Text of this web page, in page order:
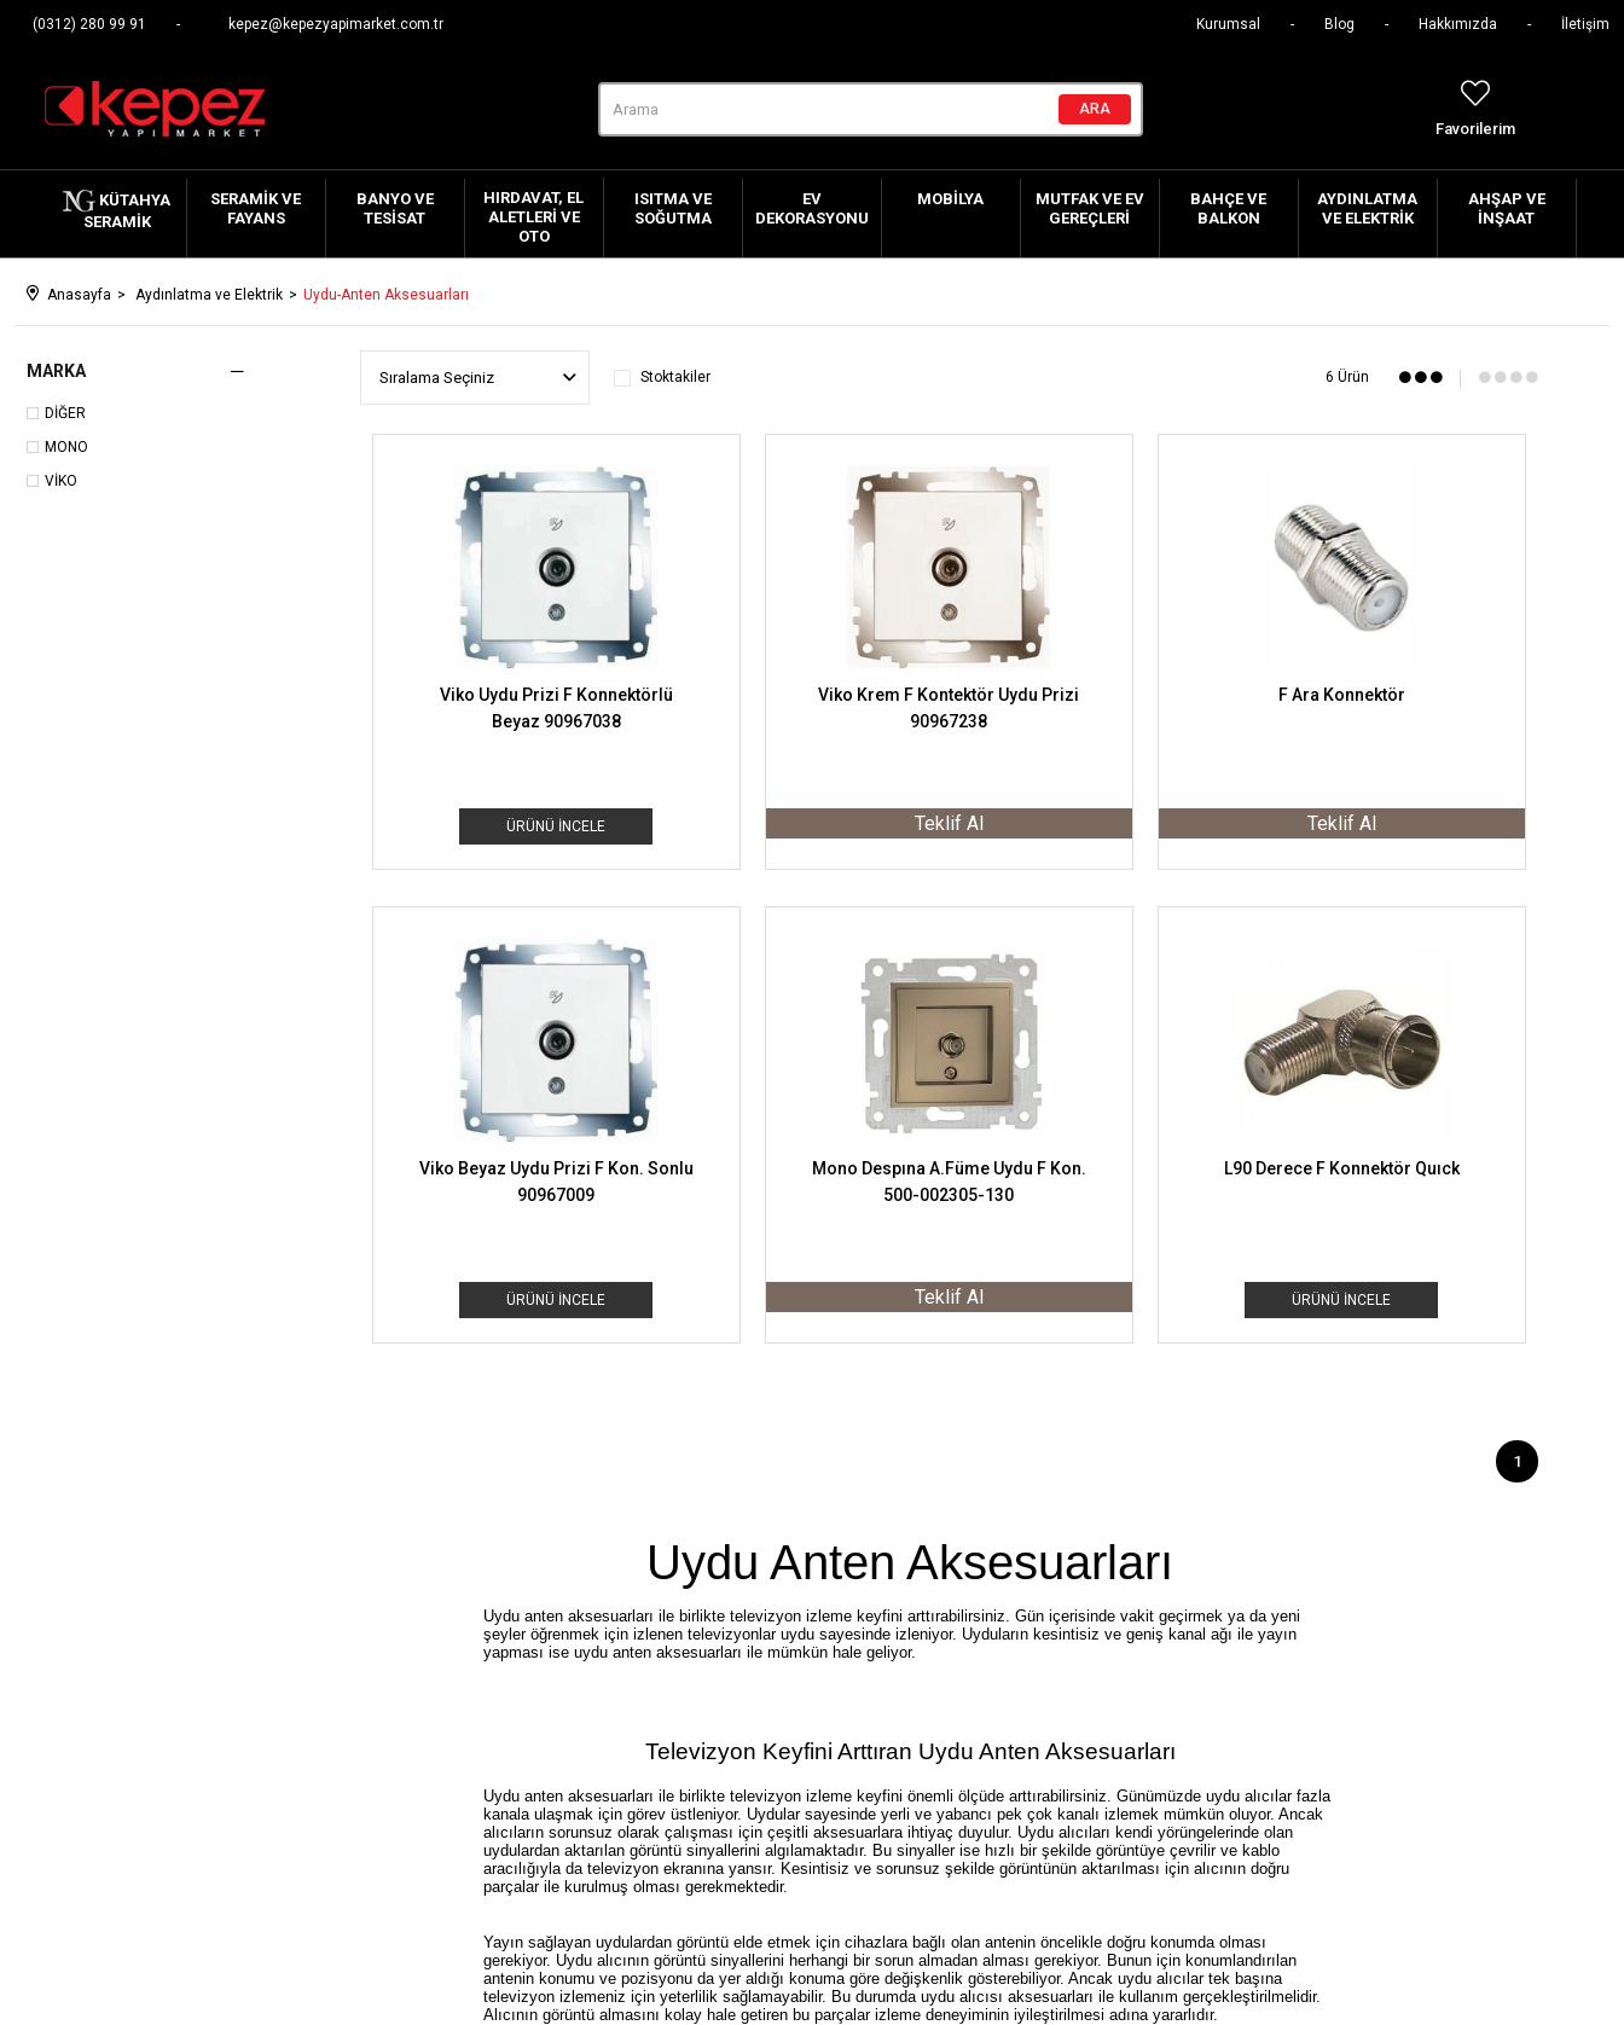
(0312) 280 99 91 kepez@kepezyapimarket.com.tr Kurumsal Blog Hakkımızda İletişim
Favorilerim
KÜTAHYA
SERAMIK
SERAMIK VE
FAYANS
BANYO VE
TESISAT
HIRDAVAT, EL
ALETLERI VE
OTO
ISITMA VE
SOĞUTMA
EV
DEKORASYONU
MOBILYA
MUTFAK VE EV
GEREÇLERI
BAHÇE VE
BALKON
AYDINLATMA
VE ELEKTRIK
AHŞAP VE
İNŞAAT
Anasayfa Aydınlatma ve Elektrik Uydu-Anten Aksesuarları
MARKA
DİĞER
MONO
VİKO
Stoktakiler 6 Ürün
ÜRÜNÜ İNCELE
Viko Uydu Prizi F Konnektörlü
Beyaz 90967038
Viko Krem F Kontektör Uydu Prizi
90967238
Teklif Al
F Ara Konnektör
Teklif Al
ÜRÜNÜ İNCELE
Viko Beyaz Uydu Prizi F Kon. Sonlu
90967009
Mono Despına A.Füme Uydu F Kon.
500-002305-130
Teklif Al ÜRÜNÜ İNCELE
L90 Derece F Konnektör Quıck
1
Uydu Anten Aksesuarları
Uydu anten aksesuarları ile birlikte televizyon izleme keyfini arttırabilirsiniz. Gün içerisinde vakit geçirmek ya da yeni
şeyler öğrenmek için izlenen televizyonlar uydu sayesinde izleniyor. Uyduların kesintisiz ve geniş kanal ağı ile yayın
yapması ise uydu anten aksesuarları ile mümkün hale geliyor.
Televizyon Keyfini Arttıran Uydu Anten Aksesuarları
Uydu anten aksesuarları ile birlikte televizyon izleme keyfini önemli ölçüde arttırabilirsiniz. Günümüzde uydu alıcılar fazla
kanala ulaşmak için görev üstleniyor. Uydular sayesinde yerli ve yabancı pek çok kanalı izlemek mümkün oluyor. Ancak
alıcıların sorunsuz olarak çalışması için çeşitli aksesuarlara ihtiyaç duyulur. Uydu alıcıları kendi yörüngelerinde olan
uydulardan aktarılan görüntü sinyallerini algılamaktadır. Bu sinyaller ise hızlı bir şekilde görüntüye çevrilir ve kablo
aracılığıyla da televizyon ekranına yansır. Kesintisiz ve sorunsuz şekilde görüntünün aktarılması için alıcının doğru
parçalar ile kurulmuş olması gerekmektedir.
Yayın sağlayan uydulardan görüntü elde etmek için cihazlara bağlı olan antenin öncelikle doğru konumda olması
gerekiyor. Uydu alıcının görüntü sinyallerini herhangi bir sorun almadan alması gerekiyor. Bunun için konumlandırılan
antenin konumu ve pozisyonu da yer aldığı konuma göre değişkenlik gösterebiliyor. Ancak uydu alıcılar tek başına
televizyon izlemeniz için yeterlilik sağlamayabilir. Bu durumda uydu alıcısı aksesuarları ile kullanım gerçekleştirilmelidir.
Alıcının görüntü almasını kolay hale getiren bu parçalar izleme deneyiminin iyileştirilmesi adına yararlıdır.